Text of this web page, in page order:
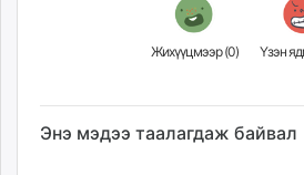
Жихүүцмээр (0)
Энэ мэдээ таалагдаж байвал